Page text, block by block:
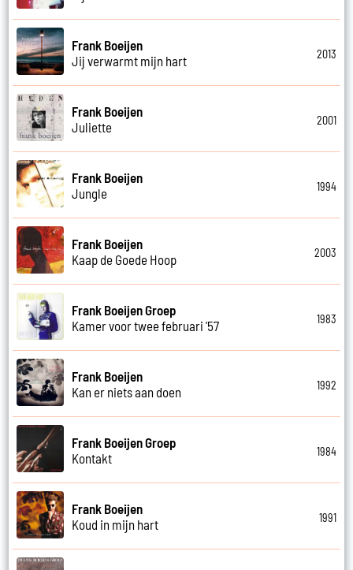
Frank Boeijen
Jij verwarmt mijn hart
2013
Frank Boeijen
Juliette
2001
Frank Boeijen
Jungle
1994
Frank Boeijen
Kaap de Goede Hoop
2003
Frank Boeijen Groep
Kamer voor twee februari '57
1983
Frank Boeijen
Kan er niets aan doen
1992
Frank Boeijen Groep
Kontakt
1984
Frank Boeijen
Koud in mijn hart
1991